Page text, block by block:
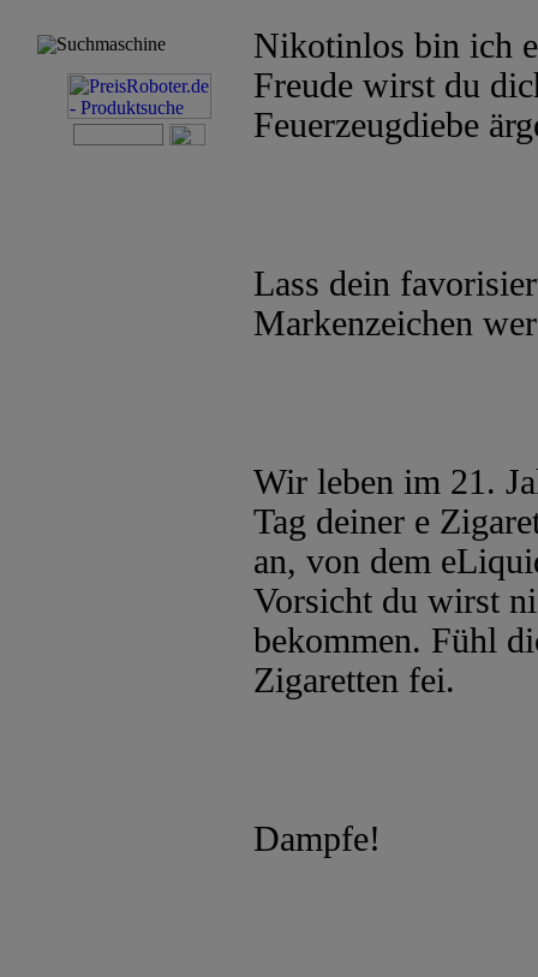
Suchmaschine
Nikotinlos bin ich
Freude wirst du
Feuerzeugdiebe
Lass dein
Markenzeichen
Wir leben im 21.
Tag deiner e
an, von dem
Vorsicht du wirst
bekommen. Fühl
Zigaretten fei.
Dampfe!